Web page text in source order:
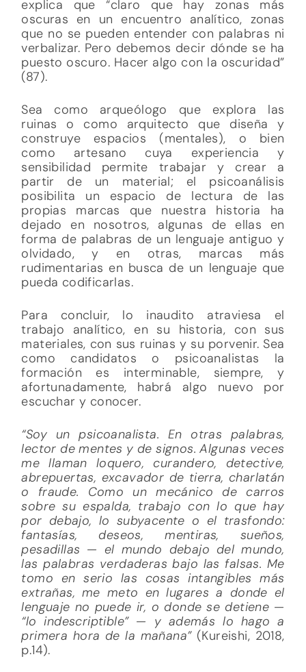
explica que “claro que hay zonas más
oscuras en un encuentro analítico, zonas
que no se pueden entender con palabras ni
verbalizar. Pero debemos decir dónde se ha
puesto oscuro. Hacer algo con la oscuridad”
(87).
Sea como arqueólogo que explora las
ruinas o como arquitecto que diseña y
construye espacios (mentales), o bien
como artesano cuya experiencia y
sensibilidad permite trabajar y crear a
partir de un material; el psicoanálisis
posibilita un espacio de lectura de las
propias marcas que nuestra historia ha
dejado en nosotros, algunas de ellas en
forma de palabras de un lenguaje antiguo y
olvidado, y en otras, marcas más
rudimentarias en busca de un lenguaje que
pueda codificarlas.
Para concluir, lo inaudito atraviesa el
trabajo analítico, en su historia, con sus
materiales, con sus ruinas y su porvenir. Sea
como candidatos o psicoanalistas la
formación es interminable, siempre, y
afortunadamente, habrá algo nuevo por
escuchar y conocer.
“Soy un psicoanalista. En otras palabras,
lector de mentes y de signos. Algunas veces
me llaman loquero, curandero, detective,
abrepuertas, excavador de tierra, charlatán
o fraude. Como un mecánico de carros
sobre su espalda, trabajo con lo que hay
por debajo, lo subyacente o el trasfondo:
fantasías, deseos, mentiras, sueños,
pesadillas — el mundo debajo del mundo,
las palabras verdaderas bajo las falsas. Me
tomo en serio las cosas intangibles más
extrañas, me meto en lugares a donde el
lenguaje no puede ir, o donde se detiene —
“lo indescriptible” — y además lo hago a
primera hora de la mañana” (Kureishi, 2018,
p.14).